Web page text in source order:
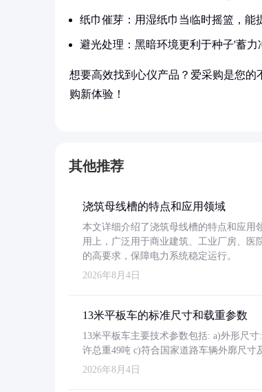
纸巾催芽：用湿纸巾当临时摇篮，能
避光处理：黑暗环境更利于种子'蓄力
想要高效找到心仪产品？爱采购是您
购新体验！
其他推荐
浇筑母线槽的特点和应用领域
本文详细介绍了浇筑母线槽的特点和应用
用上，广泛用于商业建筑、工业厂房、医
的高要求，保障电力系统稳定运行。
2026年8月4日
13米平板车的标准尺寸和载重参数
13米平板车主要技术参数包括: a)外形尺
许总重49吨 c)符合国家道路车辆外廓尺寸
2026年8月4日